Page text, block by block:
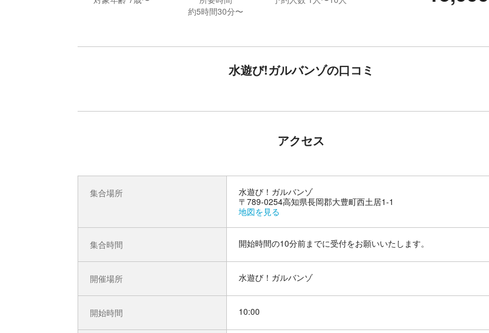
約5時間30分〜
水遊び!ガルバンゾの口コミ
アクセス
集合場所
水遊び！ガルバンゾ
〒789-0254高知県長岡郡大豊町西土居1-1
地図を見る
集合時間 開始時間の10分前までに受付をお願いいたします。
開催場所 水遊び！ガルバンゾ
開始時間 10:00